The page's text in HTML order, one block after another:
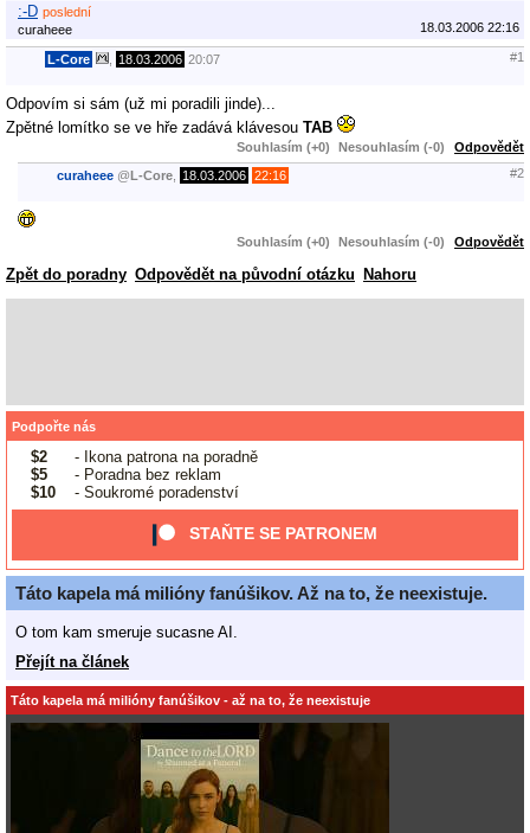
:-D poslední
curaheee
18.03.2006 22:16
L-Core 18.03.2006 20:07 #1
Odpovím si sám (už mi poradili jinde)...
Zpětné lomítko se ve hře zadává klávesou TAB
Souhlasím (+0) Nesouhlasím (-0) Odpovědět
curaheee @L-Core 18.03.2006 22:16 #2
Souhlasím (+0) Nesouhlasím (-0) Odpovědět
Zpět do poradny Odpovědět na původní otázku Nahoru
Podpořte nás
$2
- Ikona patrona na poradně
$5
- Poradna bez reklam
$10
- Soukromé poradenství
STAŇTE SE PATRONEM
Táto kapela má milióny fanúšikov. Až na to, že neexistuje.
O tom kam smeruje sucasne AI.
Přejít na článek
Táto kapela má milióny fanúšikov - až na to, že neexistuje